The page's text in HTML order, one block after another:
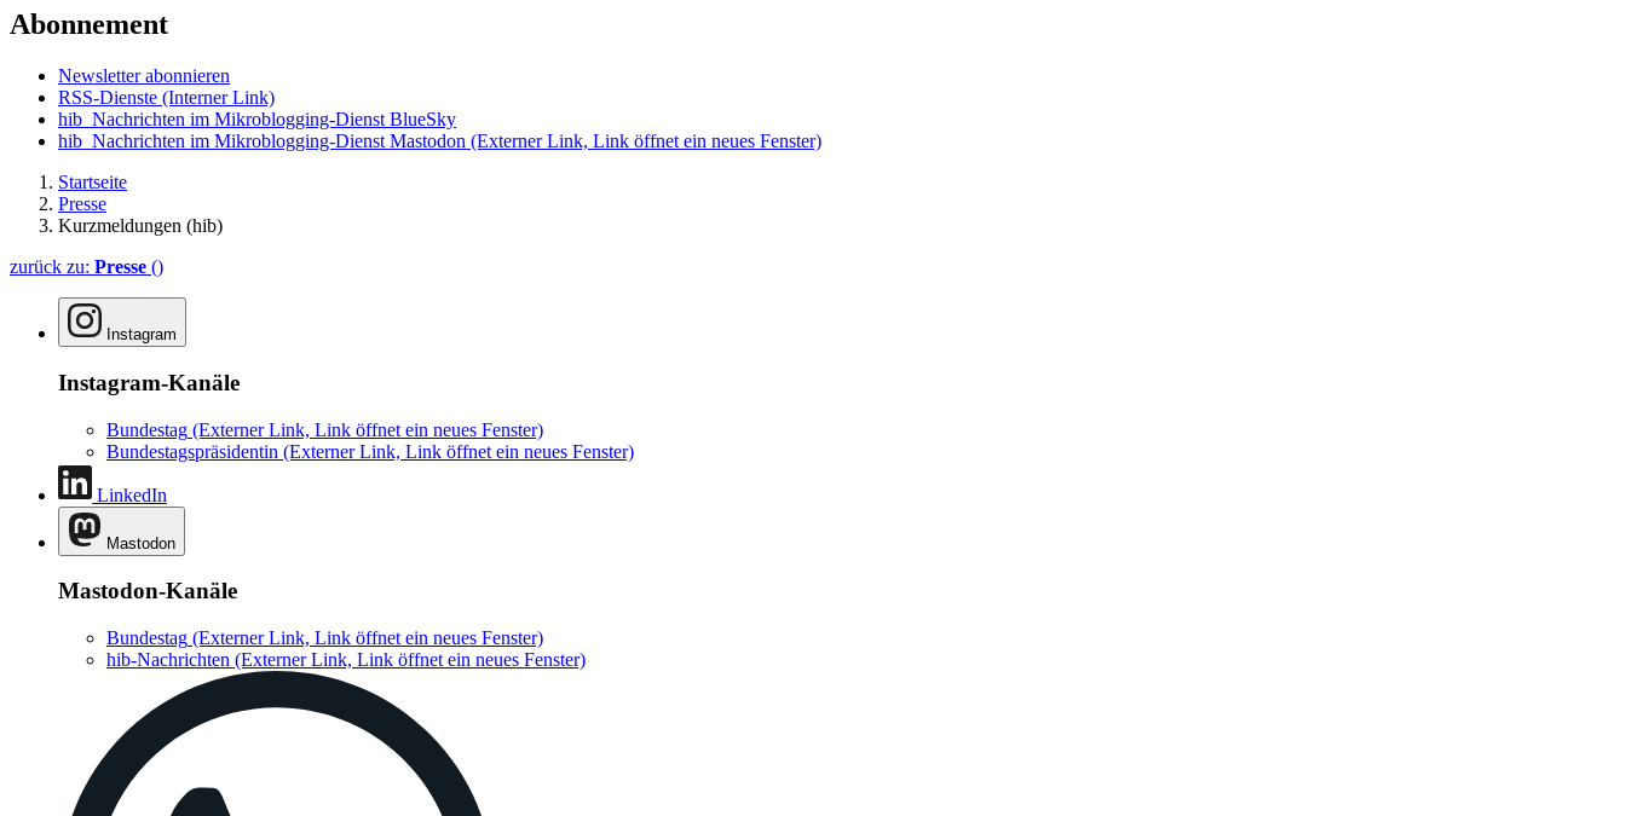
Abonnement
Newsletter abonnieren
RSS-Dienste (Interner Link)
hib_Nachrichten im Mikroblogging-Dienst BlueSky
hib_Nachrichten im Mikroblogging-Dienst Mastodon (Externer Link, Link öffnet ein neues Fenster)
Startseite
Presse
Kurzmeldungen (hib)
zurück zu: Presse ()
Instagram
Instagram-Kanäle
Bundestag (Externer Link, Link öffnet ein neues Fenster)
Bundestagspräsidentin (Externer Link, Link öffnet ein neues Fenster)
LinkedIn
Mastodon
Mastodon-Kanäle
Bundestag (Externer Link, Link öffnet ein neues Fenster)
hib-Nachrichten (Externer Link, Link öffnet ein neues Fenster)